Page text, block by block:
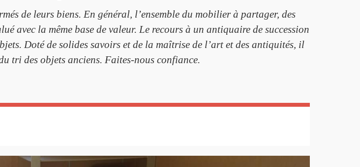
de leurs biens. En général, l’ensemble du mobilier à partager, des
avec la même base de valeur. Le recours à un antiquaire de succession
Doté de solides savoirs et de la maîtrise de l’art et des antiquités, il
tri des objets anciens. Faites-nous confiance.